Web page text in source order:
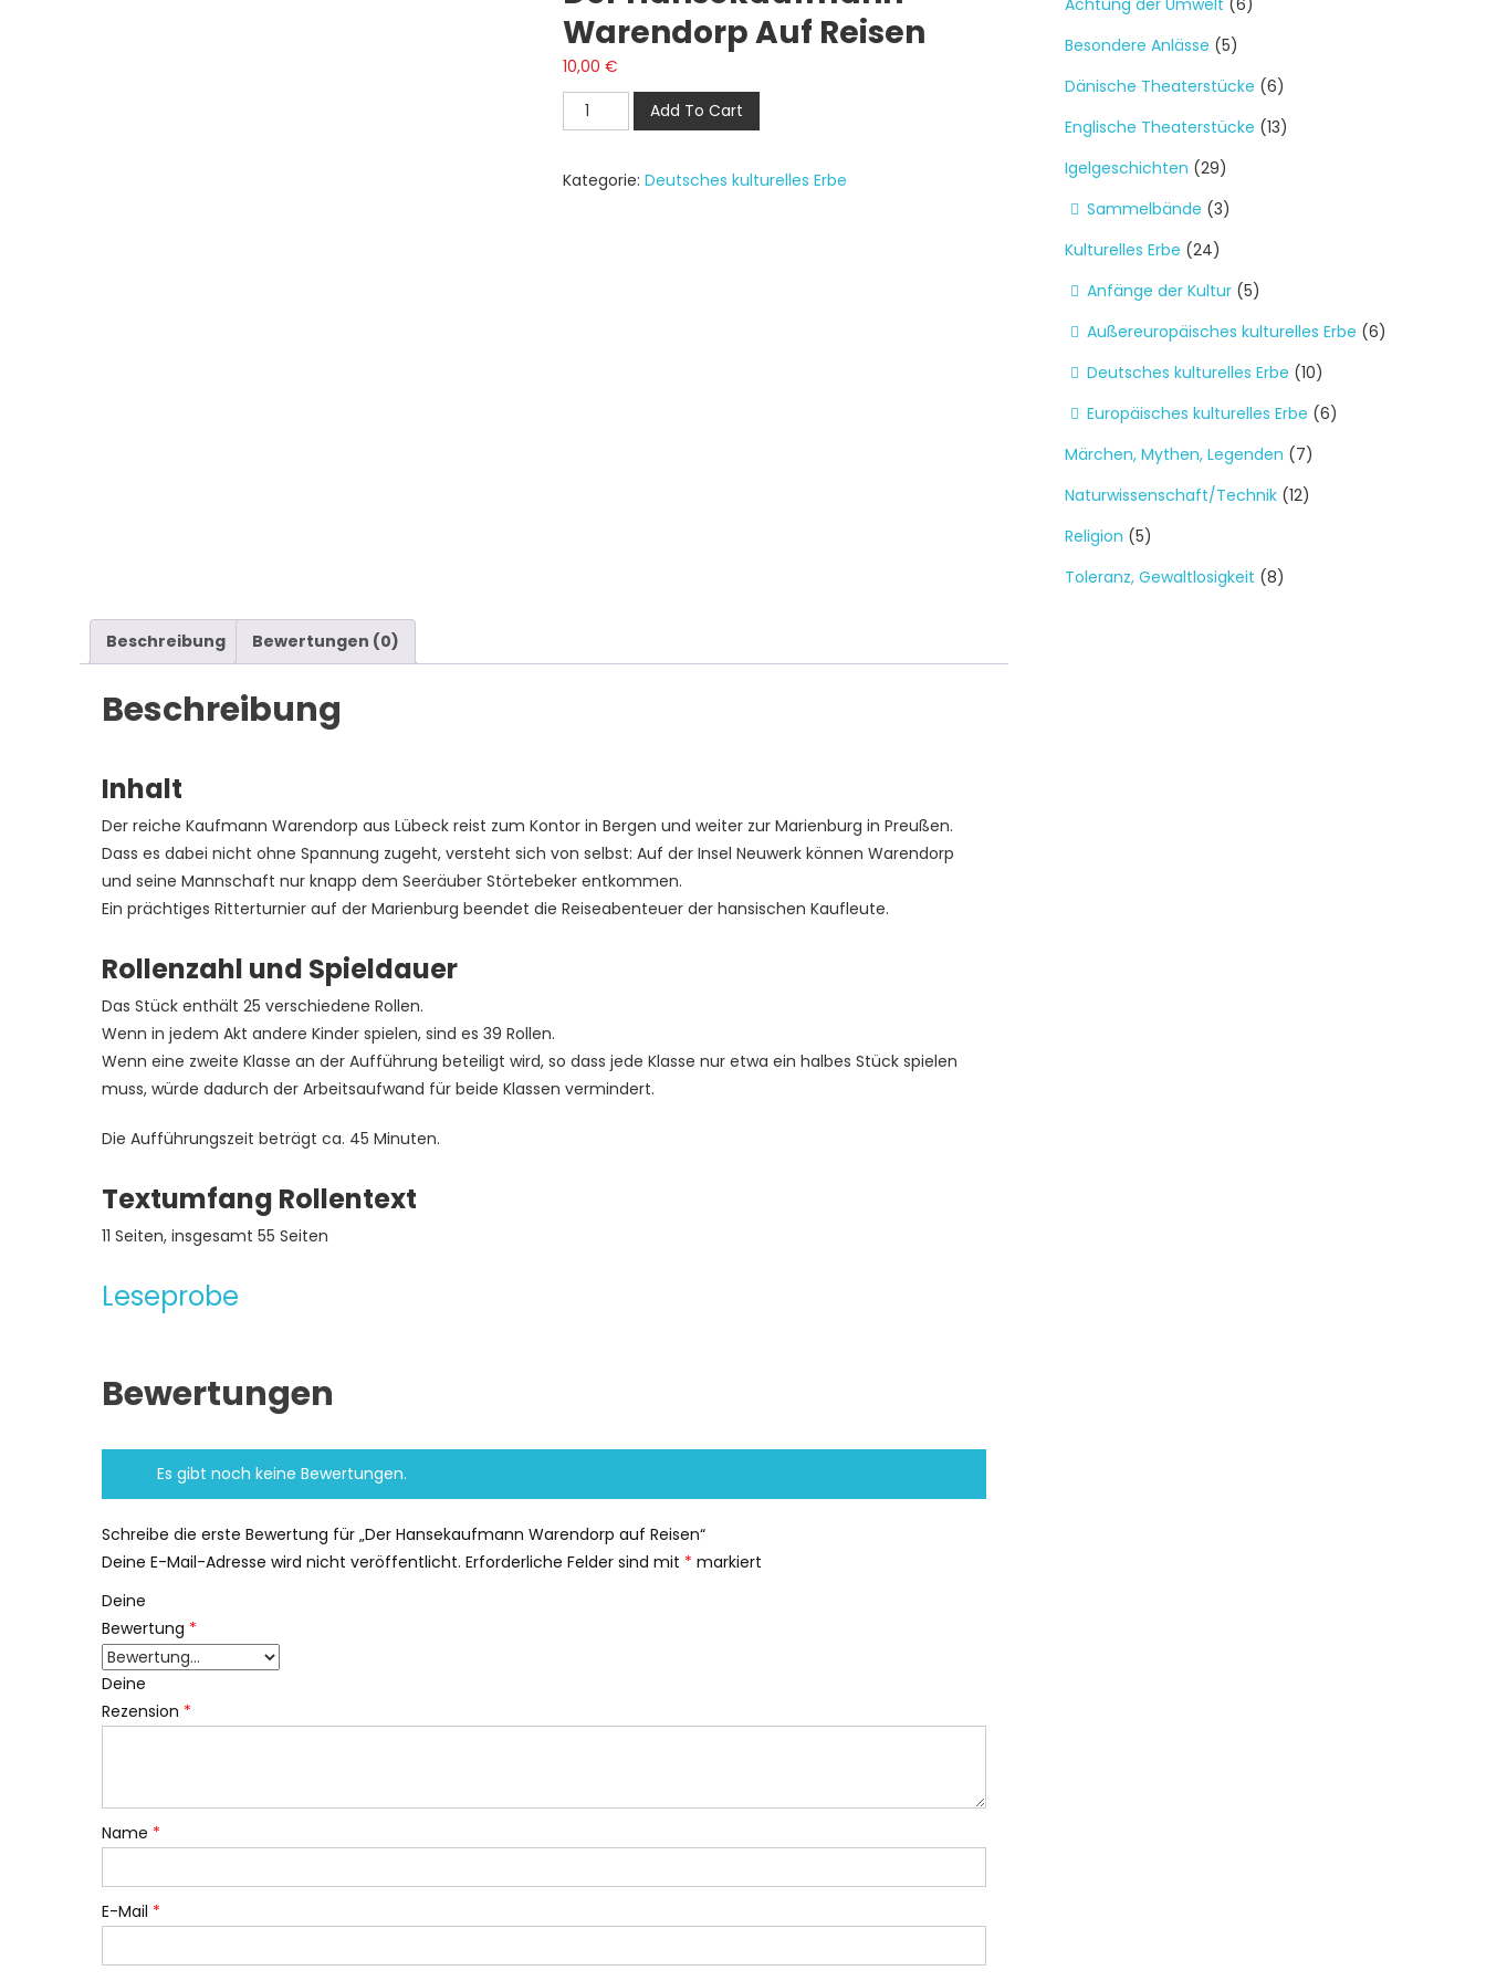
Warendorp Auf Reisen
10,00 €
Der
Hansekaufmann
auf
Add To Cart
Kategorie: Deutsches kulturelles Erbe
Beschreibung Bewertungen (0)
Beschreibung
Inhalt
Der reiche Kaufmann Warendorp aus Lübeck reist zum Kontor in Bergen und weiter zur Marienburg in Preußen.
Dass es dabei nicht ohne Spannung zugeht, versteht sich von selbst: Auf der Insel Neuwerk können Warendorp
und seine Mannschaft nur knapp dem Seeräuber Störtebeker entkommen.
Ein prächtiges Ritterturnier auf der Marienburg beendet die Reiseabenteuer der hansischen Kaufleute.
Rollenzahl und Spieldauer
Das Stück enthält 25 verschiedene Rollen.
Wenn in jedem Akt andere Kinder spielen, sind es 39 Rollen.
Wenn eine zweite Klasse an der Aufführung beteiligt wird, so dass jede Klasse nur etwa ein halbes Stück spielen
muss, würde dadurch der Arbeitsaufwand für beide Klassen vermindert.
Die Aufführungszeit beträgt ca. 45 Minuten.
Textumfang Rollentext
11 Seiten, insgesamt 55 Seiten
Leseprobe
Bewertungen
Es gibt noch keine Bewertungen.
Schreibe die erste Bewertung für „Der Hansekaufmann Warendorp auf Reisen“
Deine E-Mail-Adresse wird nicht veröffentlicht. Erforderliche Felder sind mit * markiert
Deine
Bewertung *
Deine
Rezension *
Name *
E-Mail *
Achtung der Umwelt (6)
Besondere Anlässe (5)
Dänische Theaterstücke (6)
Englische Theaterstücke (13)
Igelgeschichten (29)
Sammelbände (3)
Kulturelles Erbe (24)
Anfänge der Kultur (5)
Außereuropäisches kulturelles Erbe (6)
Deutsches kulturelles Erbe (10)
Europäisches kulturelles Erbe (6)
Märchen, Mythen, Legenden (7)
Naturwissenschaft/Technik (12)
Religion (5)
Toleranz, Gewaltlosigkeit (8)